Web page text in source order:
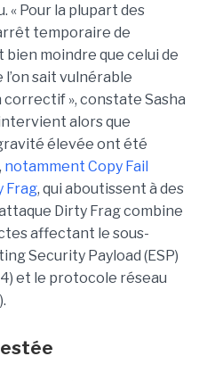
« Pour la plupart des
temporaire de
moindre que celui de
l’on sait vulnérable
correctif », constate Sasha
alors que
élevée ont été
notamment Copy Fail
Frag, qui aboutissent à des
Dirty Frag combine
affectant le sous-
Security Payload (ESP)
et le protocole réseau